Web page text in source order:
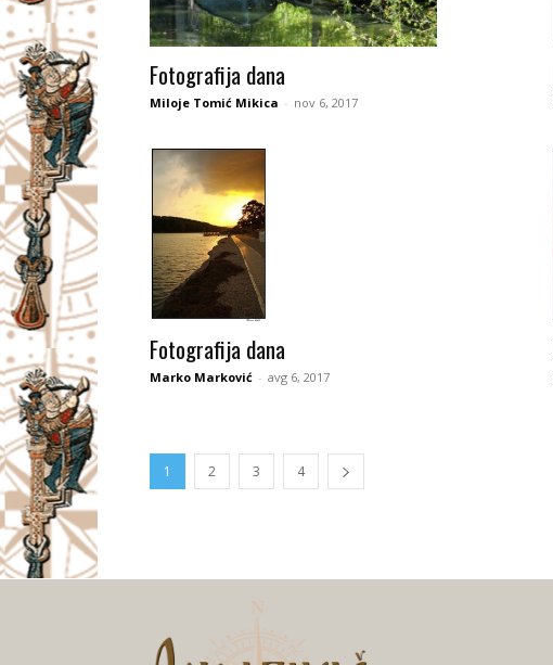
Fotografija dana
Miloje Tomić Mikica - nov 6, 2017
Fotografija dana
Marko Marković - avg 6, 2017
1 2 3 4